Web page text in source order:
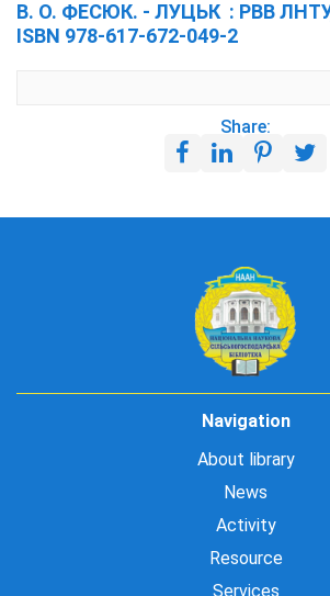
В. О. ФЕСЮК. - ЛУЦЬК : РВВ ЛНТУ,
ISBN 978-617-672-049-2
Share:
Navigation
About library
News
Activity
Resource
Services